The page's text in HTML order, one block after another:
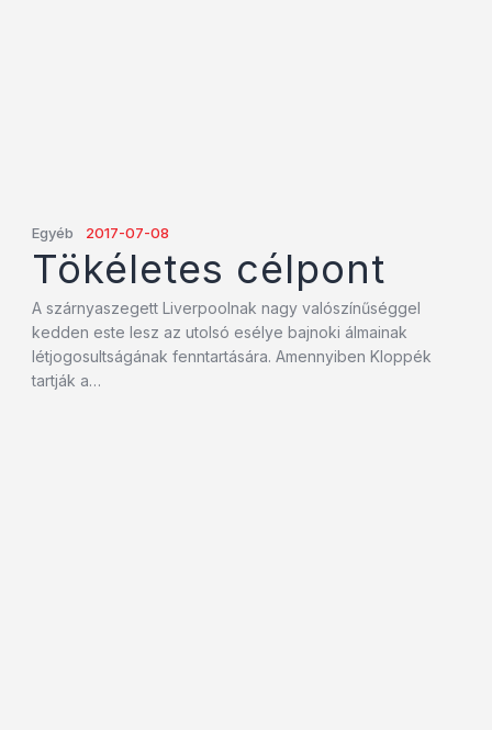
Egyéb 2017-07-08
Tökéletes célpont
A szárnyaszegett Liverpoolnak nagy valószínűséggel
kedden este lesz az utolsó esélye bajnoki álmainak
létjogosultságának fenntartására. Amennyiben Kloppék
tartják a…